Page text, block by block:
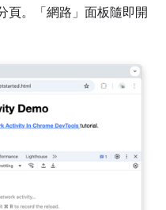
。 「網路」 面板隨即開